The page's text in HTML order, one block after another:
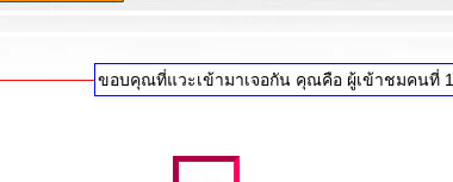
ขอบคุณที่แวะเข้ามาเจอกัน คุณคือ ผู้เข้าชมคนที่ 1